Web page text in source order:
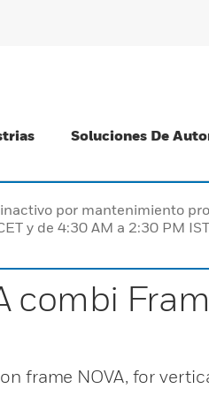
Soluciones De
por mantenimiento
y de 4:30 AM a 2:30 PM
combi
frame NOVA, for